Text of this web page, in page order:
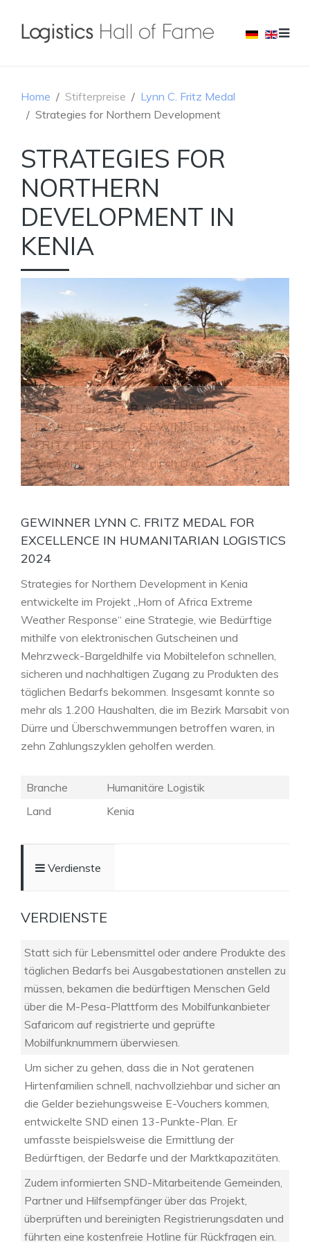
Home Stifterpreise
Lynn C. Fritz Medal
Strategies for Northern Development
STRATEGIES FOR
NORTHERN
DEVELOPMENT IN
KENIA
STRATEGIES FOR NORTHERN
DEVELOPMENT - GEWINNER LYNN C.
FRITZ MEDAL 2024
Nordkenia - Tote Tiere durch Dürre
GEWINNER LYNN C. FRITZ MEDAL FOR
EXCELLENCE IN HUMANITARIAN LOGISTICS
2024
Strategies for Northern Development in Kenia
entwickelte im Projekt „Horn of Africa Extreme
Weather Response“ eine Strategie, wie Bedürftige
mithilfe von elektronischen Gutscheinen und
Mehrzweck-Bargeldhilfe via Mobiltelefon schnellen,
sicheren und nachhaltigen Zugang zu Produkten des
täglichen Bedarfs bekommen. Insgesamt konnte so
mehr als 1.200 Haushalten, die im Bezirk Marsabit von
Dürre und Überschwemmungen betroffen waren, in
zehn Zahlungszyklen geholfen werden.
Branche
Humanitäre Logistik
Land
Kenia
Verdienste
VERDIENSTE
Statt sich für Lebensmittel oder andere Produkte des
täglichen Bedarfs bei Ausgabestationen anstellen zu
müssen, bekamen die bedürftigen Menschen Geld
über die M-Pesa-Plattform des Mobilfunkanbieter
Safaricom auf registrierte und geprüfte
Mobilfunknummern überwiesen.
Um sicher zu gehen, dass die in Not geratenen
Hirtenfamilien schnell, nachvollziehbar und sicher an
die Gelder beziehungsweise E-Vouchers kommen,
entwickelte SND einen 13-Punkte-Plan. Er
umfasste beispielsweise die Ermittlung der
Bedürftigen, der Bedarfe und der Marktkapazitäten.
Zudem informierten SND-Mitarbeitende Gemeinden,
Partner und Hilfsempfänger über das Projekt,
überprüften und bereinigten Registrierungsdaten und
führten eine kostenfreie Hotline für Rückfragen ein.